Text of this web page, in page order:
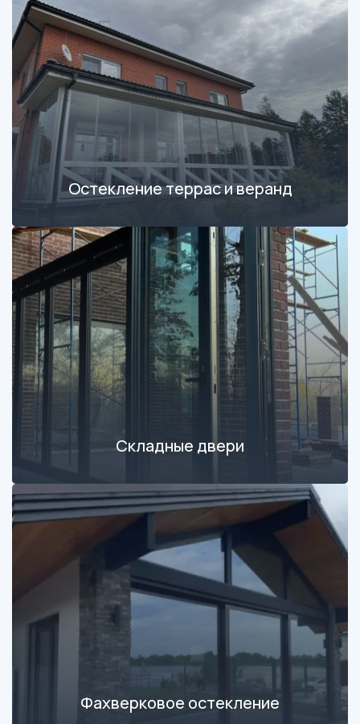
Остекление террас и веранд
Складные двери
Фахверковое остекление